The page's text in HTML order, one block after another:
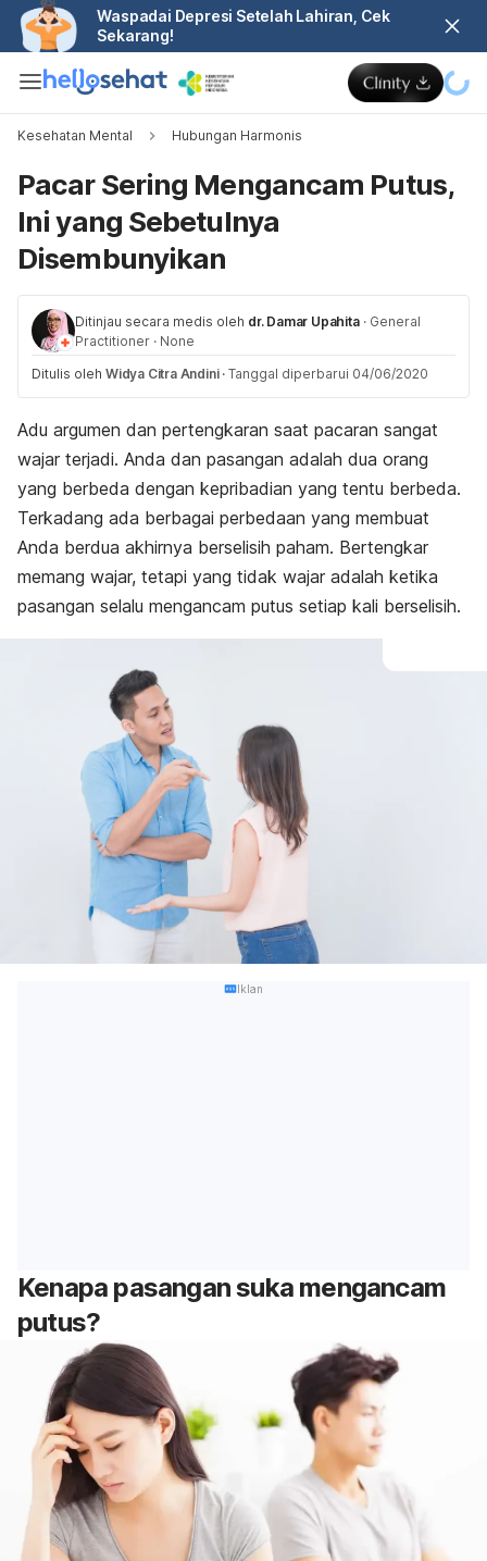
Waspadai Depresi Setelah Lahiran, Cek
Sekarang!
Kesehatan Mental Hubungan Harmonis
Pacar Sering Mengancam Putus,
Ini yang Sebetulnya
Disembunyikan
Ditinjau secara medis oleh dr. Damar Upahita · General
Practitioner · None
Ditulis oleh Widya Citra Andini · Tanggal diperbarui 04/06/2020
Adu argumen dan pertengkaran saat pacaran sangat
wajar terjadi. Anda dan pasangan adalah dua orang
yang berbeda dengan kepribadian yang tentu berbeda.
Terkadang ada berbagai perbedaan yang membuat
Anda berdua akhirnya berselisih paham. Bertengkar
memang wajar, tetapi yang tidak wajar adalah ketika
pasangan selalu mengancam putus setiap kali berselisih.
Iklan
Kenapa pasangan suka mengancam
putus?